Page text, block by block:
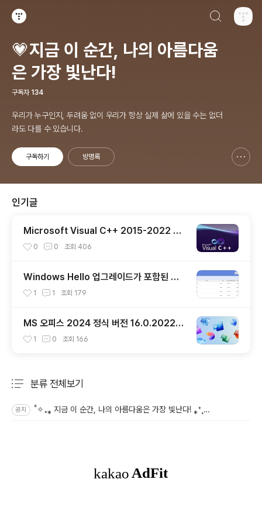
💗지금 이 순간, 나의 아름다움
은 가장 빛난다!
구독자 134
우리가 누구인지, 두려움 없이 우리가 항상 실제 삶에 있을 수는 없더
라도 다를 수 있습니다.
구독하기 방명록
인기글
Microsoft Visual C++ 2015-2022 재
배포 가능 패키지 14.51.36231 공식 버전
0 0 조회 406
Windows Hello 업그레이드가 포함된 Wi
ndows 11 24H2 및 25H2용 KB510168
1 1 조회 179
MS 오피스 2024 정식 버전 16.0.20228.
20124 업데이트
1 0 조회 166
분류 전체보기
공지 ˚✧₊⁎ 지금 이 순간, 나의 아름다움은 가장 빛난다! ⁎⁺˳✧˚